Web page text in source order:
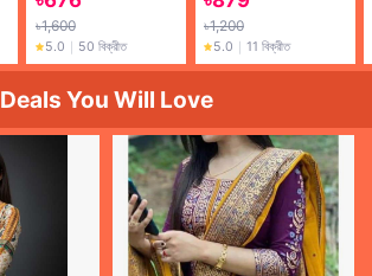
৳1,600
5.0 ｜ 50 বিক্রীত
৳1,200
5.0 ｜11 বিক্রীত
Deals You Will Love